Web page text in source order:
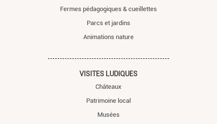
Fermes pédagogiques & cueillettes
Parcs et jardins
Animations nature
VISITES LUDIQUES
Châteaux
Patrimoine local
Musées